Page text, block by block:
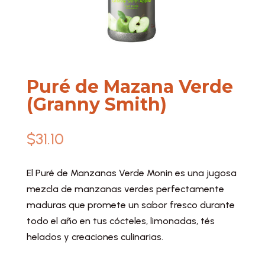
Puré de Mazana Verde
(Granny Smith)
$31.10
El Puré de Manzanas Verde Monin es una jugosa
mezcla de manzanas verdes perfectamente
maduras que promete un sabor fresco durante
todo el año en tus cócteles, limonadas, tés
helados y creaciones culinarias.